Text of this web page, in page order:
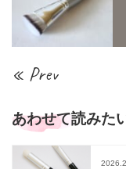
« Prev
あわせて読みた